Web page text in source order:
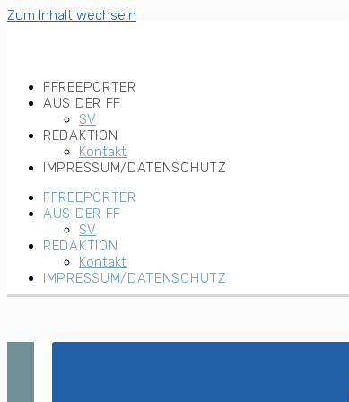
Zum Inhalt wechseln
FFREEPORTER
AUS DER FF
SV
REDAKTION
Kontakt
IMPRESSUM/DATENSCHUTZ
FFREEPORTER
AUS DER FF
SV
REDAKTION
Kontakt
IMPRESSUM/DATENSCHUTZ